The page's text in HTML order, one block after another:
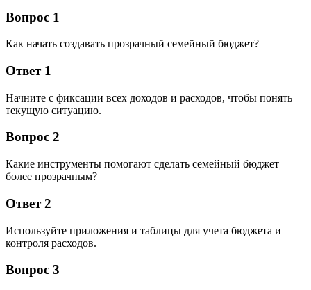
Вопрос 1
Как начать создавать прозрачный семейный бюджет?
Ответ 1
Начните с фиксации всех доходов и расходов, чтобы понять
текущую ситуацию.
Вопрос 2
Какие инструменты помогают сделать семейный бюджет
более прозрачным?
Ответ 2
Используйте приложения и таблицы для учета бюджета и
контроля расходов.
Вопрос 3